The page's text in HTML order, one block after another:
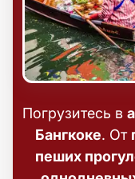
Погрузитесь в
Бангкоке. От
пеших